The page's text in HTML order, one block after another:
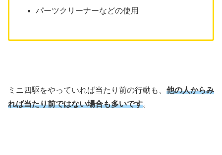
パーツクリーナーなどの使用
ミニ四駆をやっていれば当たり前の行動も、 他の人からみ
れば当たり前ではない場合も多いです。